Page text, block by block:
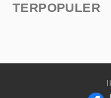
TERPOPULER